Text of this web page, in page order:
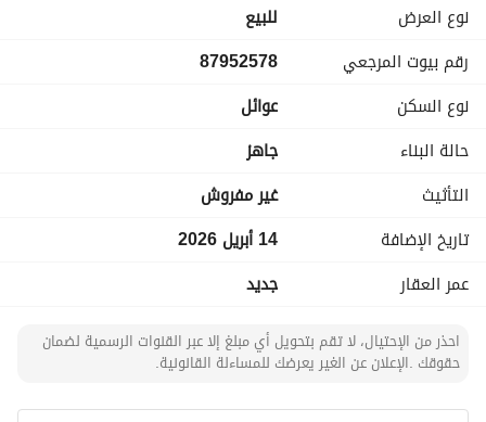
نوع العرض
للبيع
رقم بيوت المرجعي
87952578
نوع السكن
عوائل
حالة البناء
جاهز
التأثيث
غير مفروش
تاريخ الإضافة
14 أبريل 2026
عمر العقار
جديد
احذر من الإحتيال، لا تقم بتحويل أي مبلغ إلا عبر القنوات الرسمية لضمان
حقوقك .الإعلان عن الغير يعرضك للمساءلة القانونية.